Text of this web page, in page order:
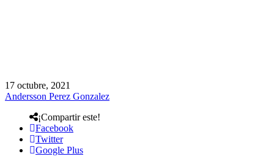
17 octubre, 2021
Andersson Perez Gonzalez
¡Compartir este!
Facebook
Twitter
Google Plus